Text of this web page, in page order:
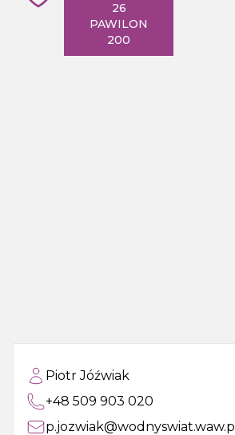
26
PAWILON
200
Piotr Jóźwiak
+48 509 903 020
p.jozwiak@wodnyswiat.waw.pl